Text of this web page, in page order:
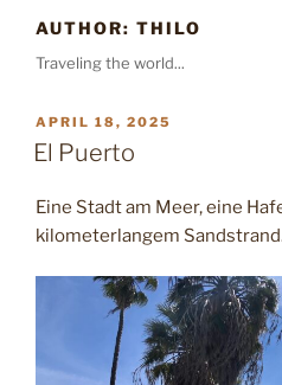
AUTHOR: THILO
Traveling the world...
POSTED
ON
APRIL 18, 2025
El Puerto
Eine Stadt am Meer, eine
kilometerlangem